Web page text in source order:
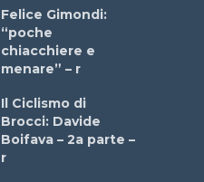
Felice Gimondi:
“poche
chiacchiere e
menare” – r
Il Ciclismo di
Brocci: Davide
Boifava – 2a parte –
r